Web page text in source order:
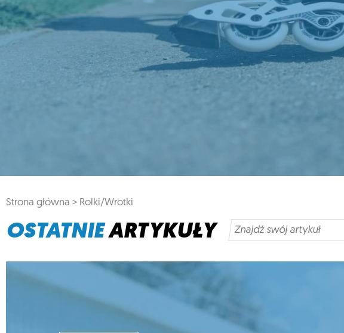
Strona główna > Rolki/Wrotki
OSTATNIEARTYKUŁY